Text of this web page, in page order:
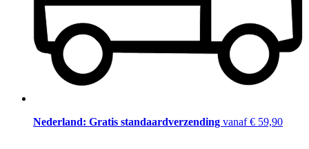
Nederland: Gratis standaardverzending vanaf € 59,90